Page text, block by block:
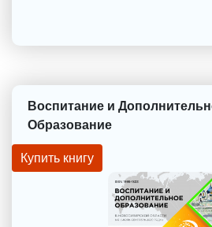
Воспитание и
Образование
Купить книгу